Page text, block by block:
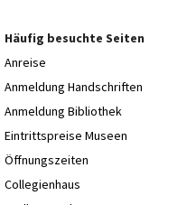
Häufig besuchte Seiten
Anreise
Anmeldung Handschriften
Anmeldung Bibliothek
Eintrittspreise Museen
Öffnungszeiten
Collegienhaus